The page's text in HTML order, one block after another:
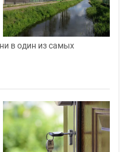
в один из самых